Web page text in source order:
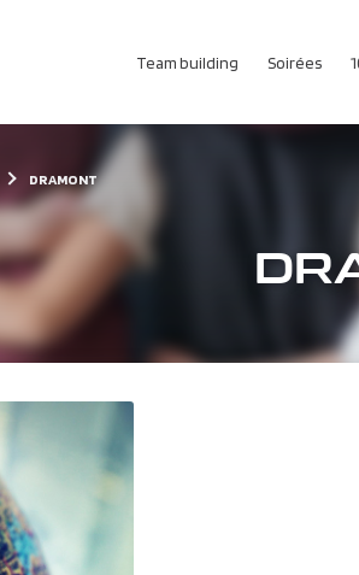
Team building Soirées
DRAMONT